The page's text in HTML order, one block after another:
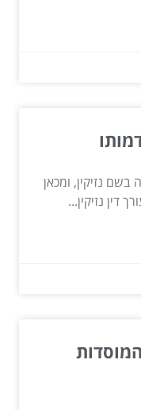
בשם נזיקין, ומכאן
דין נזיקין...